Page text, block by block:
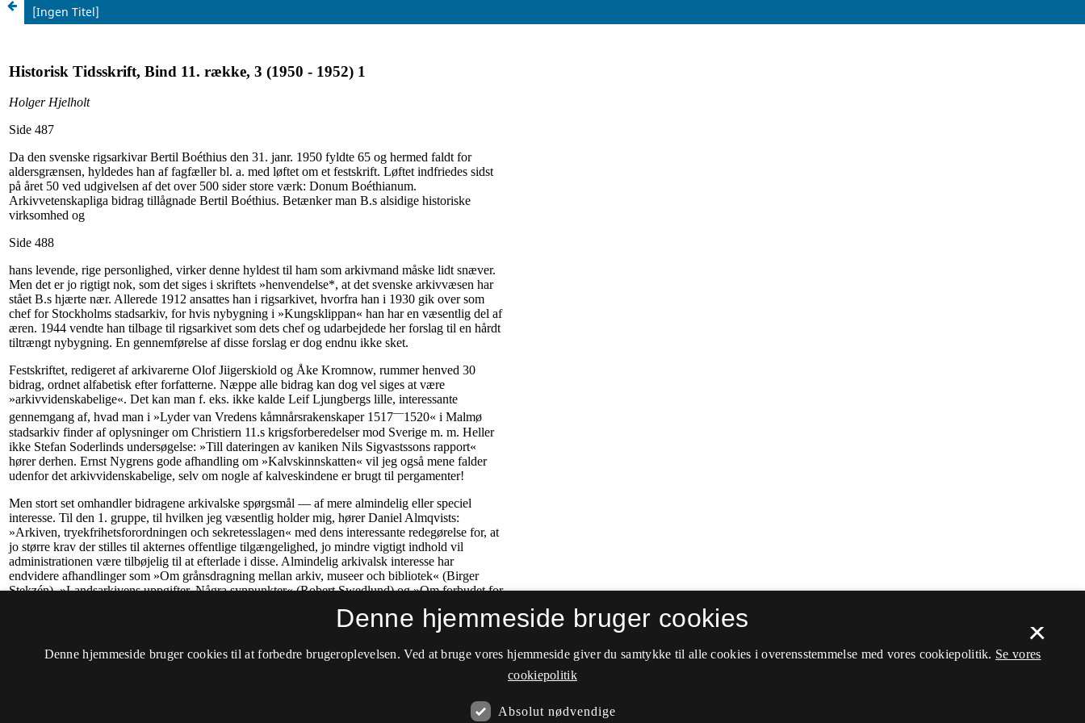
[Ingen Titel]
×
Denne hjemmeside bruger cookies
Denne hjemmeside bruger cookies til at forbedre brugeroplevelsen. Ved at bruge vores hjemmeside giver du samtykke til alle cookies i overensstemmelse med vores cookiepolitik. Se vores
cookiepolitik
Absolut nødvendige